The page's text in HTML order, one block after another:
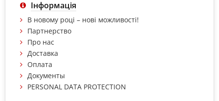
Інформація
В новому році – нові можливості!
Партнерство
Про нас
Доставка
Оплата
Документы
PERSONAL DATA PROTECTION